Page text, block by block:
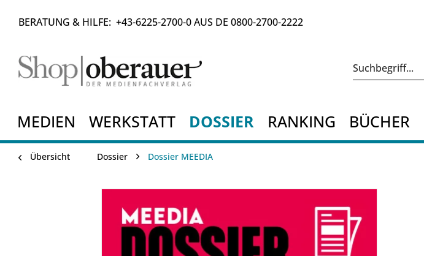
BERATUNG & HILFE: +43-6225-2700-0AUS DE 0800-2700-2222
MEDIEN WERKSTATT DOSSIER RANKING BÜCHER
Übersicht Dossier Dossier MEEDIA